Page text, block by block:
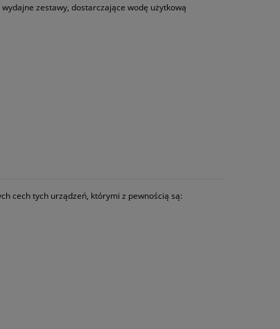
zestawy, dostarczające wodę użytkową
cech tych urządzeń, którymi z pewnością są: